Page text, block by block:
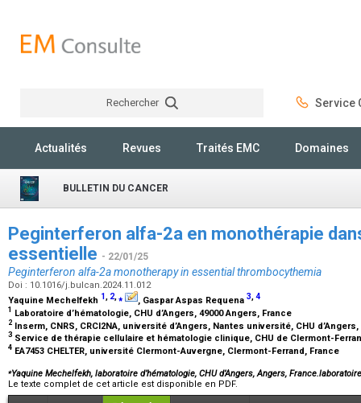
Rechercher Service
Actualités Revues Traités EMC Domaines
BULLETIN DU CANCER
Peginterferon alfa-2a en monothérapie
essentielle - 22/01/25
Peginterferon alfa-2a monotherapy in essential thrombocythemia
Doi : 10.1016/j.bulcan.2024.11.012
Yaquine Mechelfekh 1, 2,⁎ , Gaspar Aspas Requena 3,4
1 Laboratoire d’hématologie, CHU d’Angers, 49000 Angers, France
2 Inserm, CNRS, CRCI2NA, université d’Angers, Nantes université, CHU
3 Service de thérapie cellulaire et hématologie clinique, CHU de Clermont-
4 EA7453 CHELTER, université Clermont-Auvergne, Clermont-Ferrand, France
⁎Yaquine Mechelfekh, laboratoire d’hématologie, CHU d’Angers, Angers,
Le texte complet de cet article est disponible en PDF.